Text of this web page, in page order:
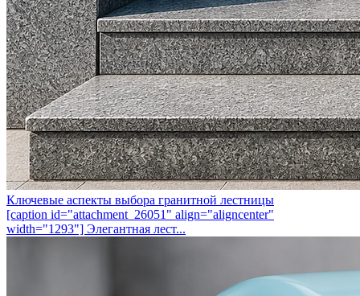
Ключевые аспекты выбора гранитной лестницы
[caption id="attachment_26051" align="aligncenter"
width="1293"] Элегантная лест...